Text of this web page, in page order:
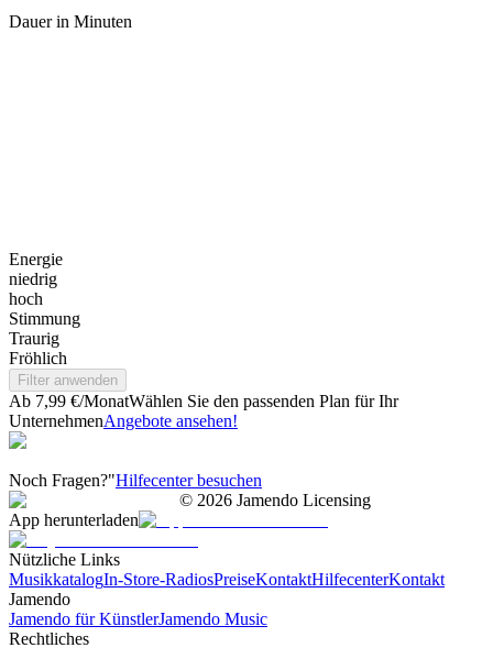
Dauer in Minuten
Energie
niedrig
hoch
Stimmung
Traurig
Fröhlich
Filter anwenden
Ab 7,99 €/MonatWählen Sie den passenden Plan für Ihr
UnternehmenAngebote ansehen!
Noch Fragen?"Hilfecenter besuchen
© 2026 Jamendo Licensing
App herunterladen
Nützliche Links
MusikkatalogIn-Store-RadiosPreiseKontaktHilfecenterKontakt
Jamendo
Jamendo für KünstlerJamendo Music
Rechtliches